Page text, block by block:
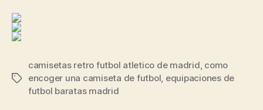
Etiquetas
camisetas retro futbol atletico de madrid, como
encoger una camiseta de futbol, equipaciones de
futbol baratas madrid